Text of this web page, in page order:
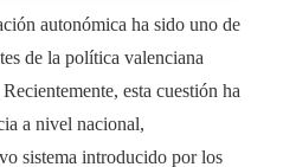
autonómica ha sido uno de
de la política valenciana
esta cuestión ha
a nivel nacional,
sistema introducido por los